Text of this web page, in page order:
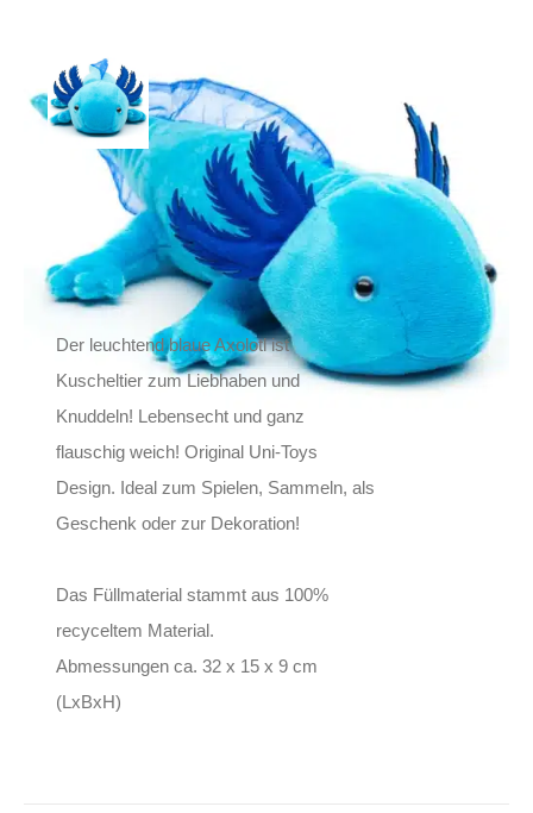
Blue Axolotl
24,90€
Inkl. MwSt.
zzgl.
Versand
Lieferzeit: ca. 1-2 Tage DE, ca. 3-4 Tage EU
Der leuchtend blaue Axolotl ist
Kuscheltier zum Liebhaben und
Knuddeln! Lebensecht und ganz
flauschig weich! Original Uni-Toys
Design. Ideal zum Spielen, Sammeln, als
Geschenk oder zur Dekoration!
Das Füllmaterial stammt aus 100%
recyceltem Material.
Abmessungen ca. 32 x 15 x 9 cm
(LxBxH)